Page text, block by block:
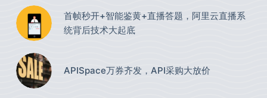
首帧秒开+智能鉴黄+直播答题，阿里云直播系
统背后技术大起底
APISpace万券齐发，API采购大放价